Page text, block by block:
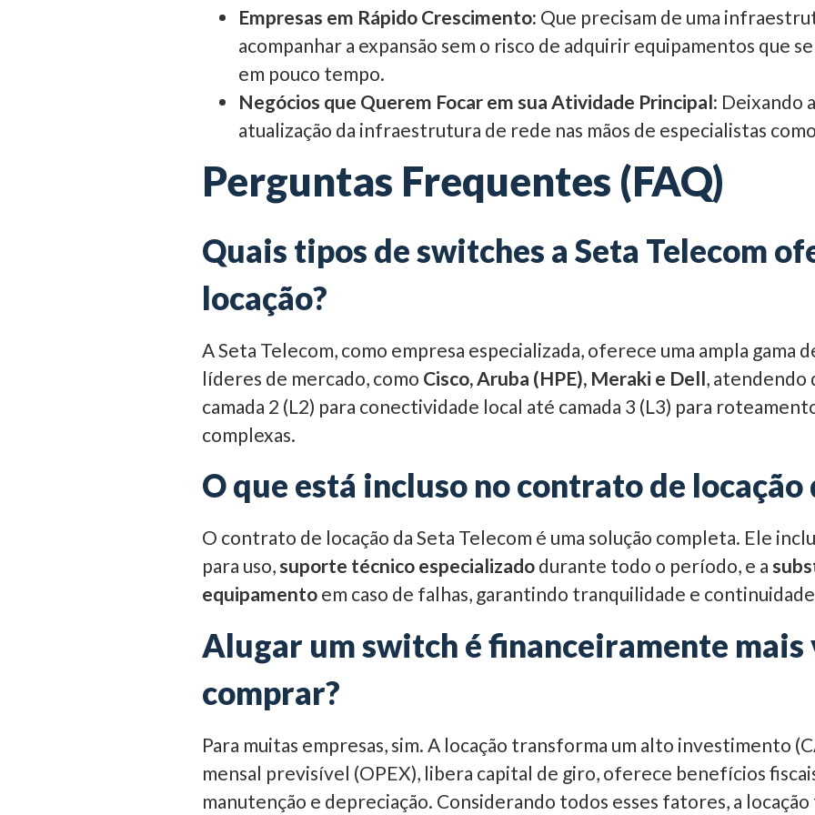
Empresas em Rápido Crescimento: Que precisam de uma
acompanhar a expansão sem o risco de adquirir equipamentos que
em pouco tempo.
Negócios que Querem Focar em sua Atividade Principal: Deixando
atualização da infraestrutura de rede nas mãos de especialistas
Perguntas Frequentes (FAQ)
Quais tipos de switches a Seta Telecom
locação?
A Seta Telecom, como empresa especializada, oferece uma ampla gama
líderes de mercado, como Cisco, Aruba (HPE), Meraki e Dell, atendendo
camada 2 (L2) para conectividade local até camada 3 (L3) para
complexas.
O que está incluso no contrato de locação
O contrato de locação da Seta Telecom é uma solução completa. Ele
para uso,suporte técnico especializado durante todo o período, e a
equipamento em caso de falhas, garantindo tranquilidade e
Alugar um switch é financeiramente mais
comprar?
Para muitas empresas, sim. A locação transforma um alto investimento
mensal previsível (OPEX), libera capital de giro, oferece benefícios
manutenção e depreciação. Considerando todos esses fatores, a